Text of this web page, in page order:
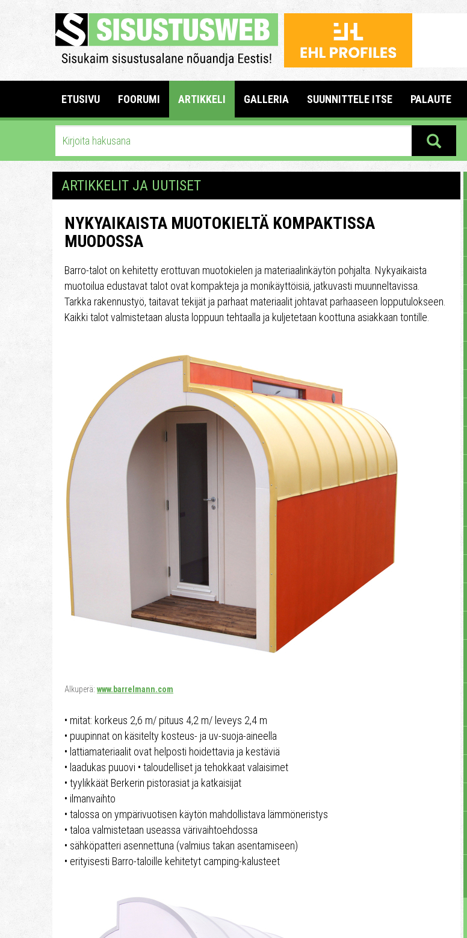
ETUSIVU FOORUMI ARTIKKELI GALLERIA SUUNNITTELE ITSE PALAUTE
ARTIKKELIT JA UUTISET
NYKYAIKAISTA MUOTOKIELTÄ KOMPAKTISSA
MUODOSSA
Barro-talot on kehitetty erottuvan muotokielen ja materiaalinkäytön pohjalta. Nykyaikaista
muotoilua edustavat talot ovat kompakteja ja monikäyttöisiä, jatkuvasti muunneltavissa.
Tarkka rakennustyö, taitavat tekijät ja parhaat materiaalit johtavat parhaaseen lopputulokseen.
Kaikki talot valmistetaan alusta loppuun tehtaalla ja kuljetetaan koottuna asiakkaan tontille.
Alkuperä: www.barrelmann.com
• mitat: korkeus 2,6 m/ pituus 4,2 m/ leveys 2,4 m
• puupinnat on käsitelty kosteus- ja uv-suoja-aineella
• lattiamateriaalit ovat helposti hoidettavia ja kestäviä
• laadukas puuovi • taloudelliset ja tehokkaat valaisimet
• tyylikkäät Berkerin pistorasiat ja katkaisijat
• ilmanvaihto
• talossa on ympärivuotisen käytön mahdollistava lämmöneristys
• taloa valmistetaan useassa värivaihtoehdossa
• sähköpatteri asennettuna (valmius takan asentamiseen)
• erityisesti Barro-taloille kehitetyt camping-kalusteet